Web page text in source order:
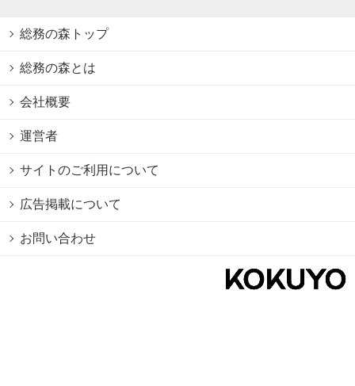
総務の森トップ
総務の森とは
会社概要
運営者
サイトのご利用について
広告掲載について
お問い合わせ